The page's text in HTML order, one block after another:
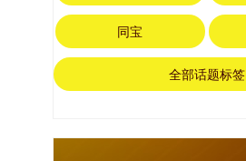
同宝
全部话题标签